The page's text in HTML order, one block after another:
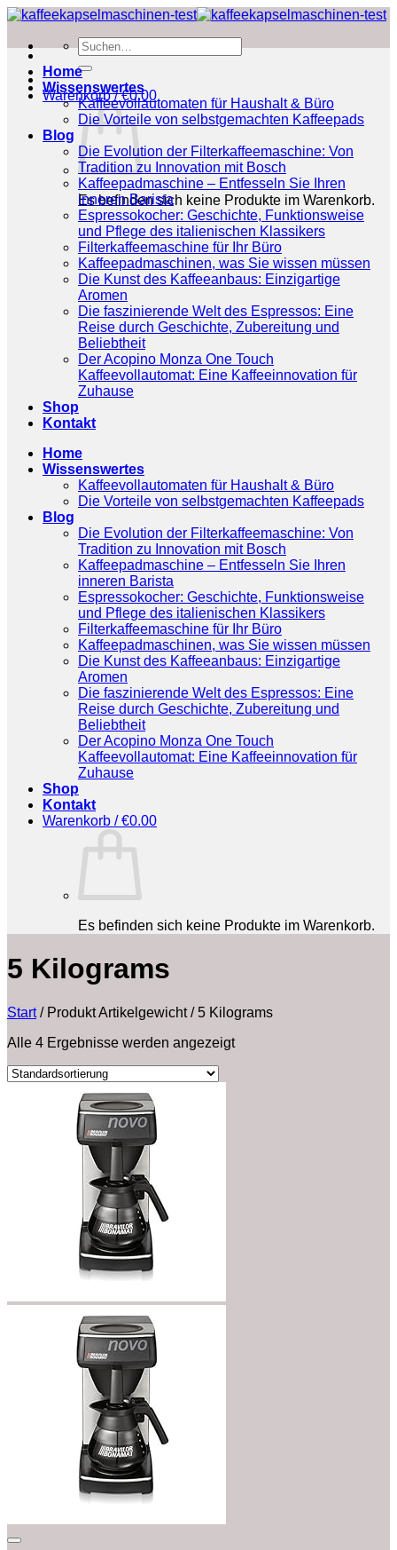
Zum
springen
Suchen
nach:
Warenkorb /€0.00
Es befinden sich keine Produkte im Warenkorb.
Home
Wissenswertes
Kaffeevollautomaten für Haushalt & Büro
Die Vorteile von selbstgemachten Kaffeepads
Blog
Die Evolution der Filterkaffeemaschine: Von
Tradition zu Innovation mit Bosch
Kaffeepadmaschine – Entfesseln Sie Ihren
inneren Barista
Espressokocher: Geschichte, Funktionsweise
und Pflege des italienischen Klassikers
Filterkaffeemaschine für Ihr Büro
Kaffeepadmaschinen, was Sie wissen müssen
Die Kunst des Kaffeeanbaus: Einzigartige
Aromen
Die faszinierende Welt des Espressos: Eine
Reise durch Geschichte, Zubereitung und
Beliebtheit
Der Acopino Monza One Touch
Kaffeevollautomat: Eine Kaffeeinnovation für
Zuhause
Shop
Kontakt
Home
Wissenswertes
Kaffeevollautomaten für Haushalt & Büro
Die Vorteile von selbstgemachten Kaffeepads
Blog
Die Evolution der Filterkaffeemaschine: Von
Tradition zu Innovation mit Bosch
Kaffeepadmaschine – Entfesseln Sie Ihren
inneren Barista
Espressokocher: Geschichte, Funktionsweise
und Pflege des italienischen Klassikers
Filterkaffeemaschine für Ihr Büro
Kaffeepadmaschinen, was Sie wissen müssen
Die Kunst des Kaffeeanbaus: Einzigartige
Aromen
Die faszinierende Welt des Espressos: Eine
Reise durch Geschichte, Zubereitung und
Beliebtheit
Der Acopino Monza One Touch
Kaffeevollautomat: Eine Kaffeeinnovation für
Zuhause
Shop
Kontakt
Warenkorb /€0.00
Es befinden sich keine Produkte im Warenkorb.
‎5 Kilograms
Start /Produkt Artikelgewicht/‎5 Kilograms
Alle 4 Ergebnisse werden angezeigt